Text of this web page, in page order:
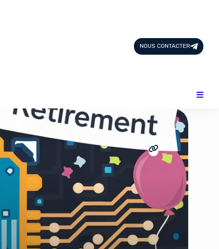
NOUS CONTACTER
Design & Créativité
E-commerce
Finance
Intelligence Artificielle
Lifestyle
Marketing & Ventes
Plateformes
Produits physiques
Santé et Forme
Social & Communauté
Tech & Développement